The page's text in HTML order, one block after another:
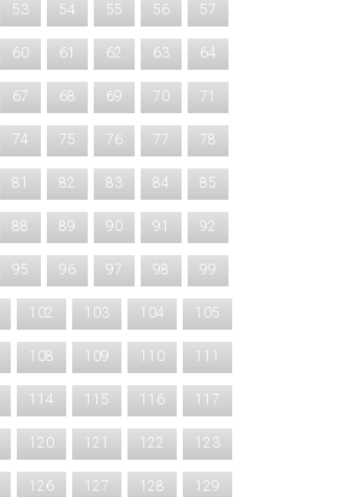
53 54 55 56 57
60 61 62 63 64
67 68 69 70 71
74 75 76 77 78
81 82 83 84 85
88 89 90 91 92
95 96 97 98 99
102 103 104 105
108 109 110 111
114 115 116 117
120 121 122 123
126 127 128 129